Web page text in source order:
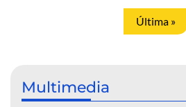
Última »
Multimedia